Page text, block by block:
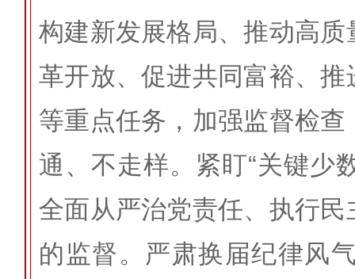
构建新发展格局、推动高
革开放、促进共同富裕、
等重点任务，加强监督检
通、不走样。紧盯“关键少
全面从严治党责任、执行
的监督。严肃换届纪律风